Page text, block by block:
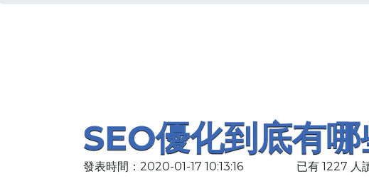
SEO優化到底有哪
發表時間：2020-01-17 10:13:16 已有 1227 人